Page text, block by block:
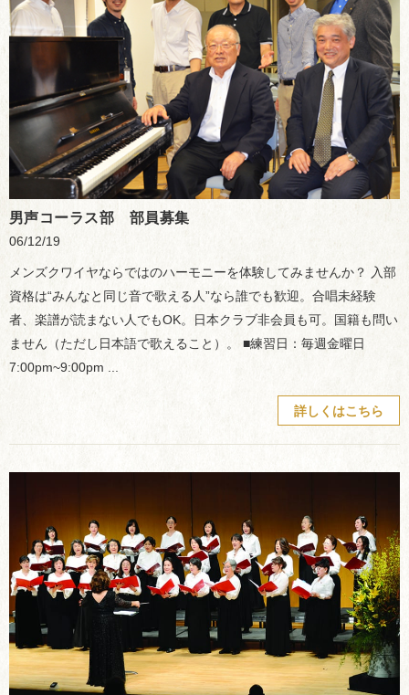
男声コーラス部 部員募集
06/12/19
メンズクワイヤならではのハーモニーを体験してみませんか？ 入部
資格は“みんなと同じ音で歌える人”なら誰でも歓迎。合唱未経験
者、楽譜が読まない人でもOK。日本クラブ非会員も可。国籍も問い
ません（ただし日本語で歌えること）。 ■練習日：毎週金曜日
7:00pm~9:00pm ...
詳しくはこちら